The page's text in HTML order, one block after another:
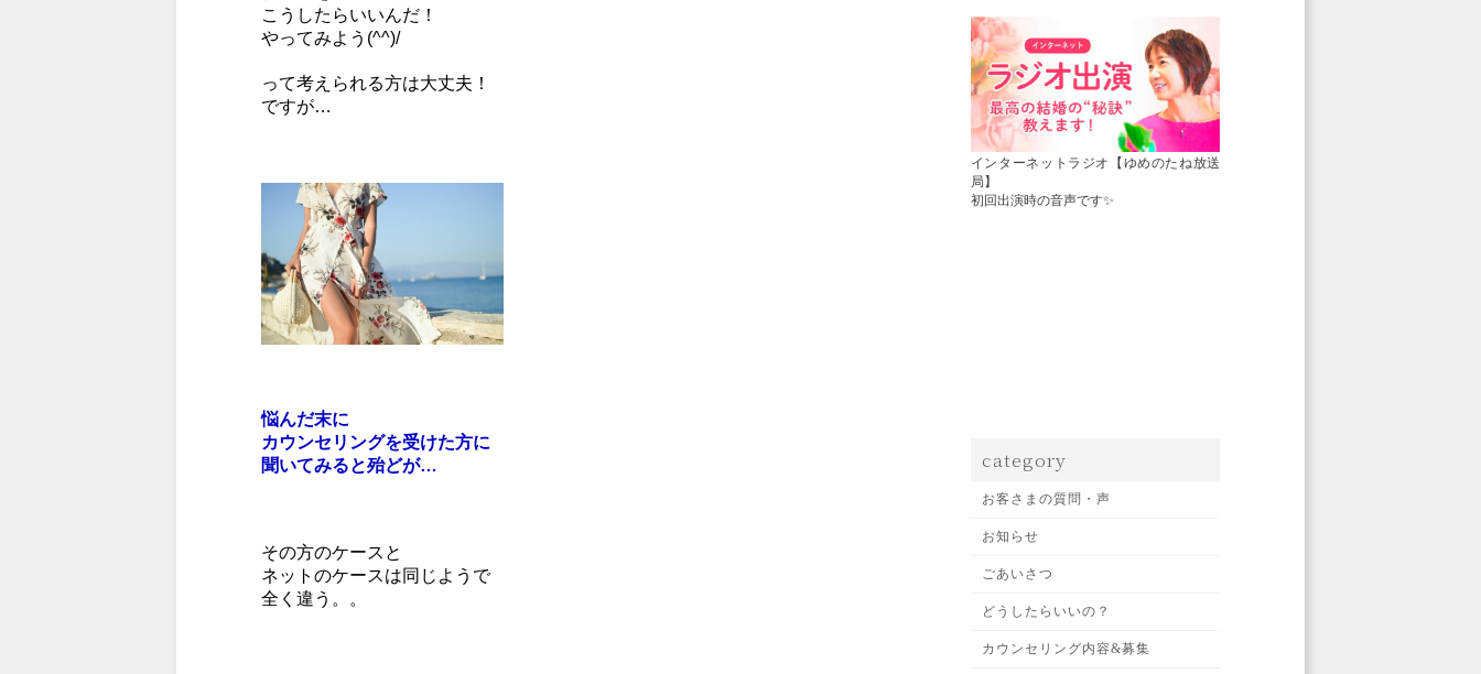
こうしたらいいんだ！
やってみよう(^^)/
って考えられる方は大丈夫！
ですが…
悩んだ末に
カウンセリングを受けた方に
聞いてみると殆どが…
その方のケースと
ネットのケースは同じようで
全く違う。。
インターネットラジオ【ゆめのたね放送
局】
初回出演時の音声です✨
category
お客さまの質問・声
お知らせ
ごあいさつ
どうしたらいいの？
カウンセリング内容&募集